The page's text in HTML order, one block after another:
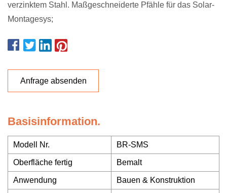
verzinktem Stahl. Maßgeschneiderte Pfähle für das Solar-
Montagesys;
Anfrage absenden
Basisinformation.
Modell Nr. BR-SMS
Oberfläche fertig Bemalt
Anwendung Bauen & Konstruktion